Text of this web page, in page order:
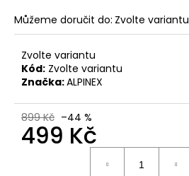
Můžeme doručit do: Zvolte variantu
Zvolte variantu
Kód: Zvolte variantu
Značka:ALPINEX
899 Kč –44 %
499 Kč
u
j
e
m
e
DÁMSKÉ
NAZOUVÁKY
ŽABKY